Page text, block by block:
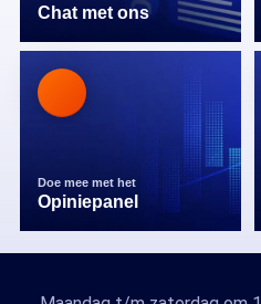
Chat met ons
Doe mee met het
Opiniepanel